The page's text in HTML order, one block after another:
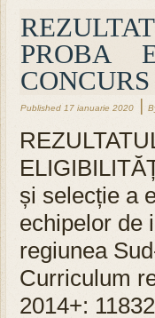
PROBA
Published 17 ianuarie 2020
și selecție a
echipelor de
regiunea
Curriculum
2014+: